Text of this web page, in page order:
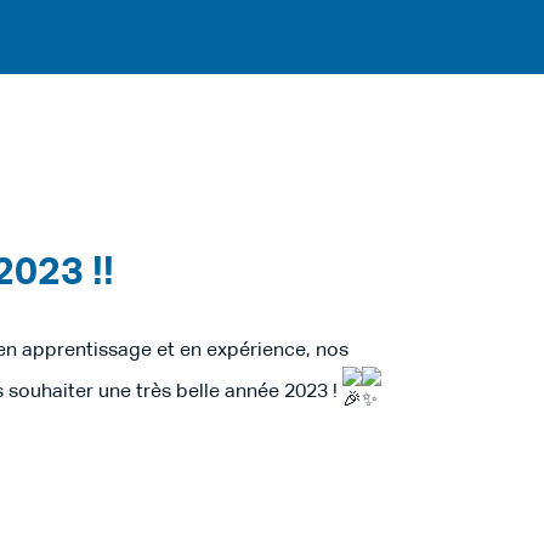
!!
apprentissage et en expérience, nos
une très belle année 2023 !